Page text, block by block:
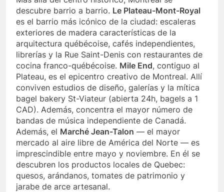
descubre barrio a barrio. Le Plateau-Mont-Royal
es el barrio más icónico de la ciudad: escaleras
exteriores de madera características de la
arquitectura québécoise, cafés independientes,
librerías y la Rue Saint-Denis con restaurantes de
cocina franco-québécoise. Mile End, contiguo al
Plateau, es el epicentro creativo de Montreal. Allí
conviven estudios de diseño, galerías y la mítica
bagel bakery St-Viateur (abierta 24h, bagels a 1
CAD). Además, concentra el mayor número de
bandas de música independiente de Canadá.
Además, el Marché Jean-Talon — el mayor
mercado al aire libre de América del Norte — es
imprescindible entre mayo y noviembre. En él se
descubren los productos locales de Quebec:
quesos, arándanos, tomates de patrimonio y
jarabe de arce artesanal.